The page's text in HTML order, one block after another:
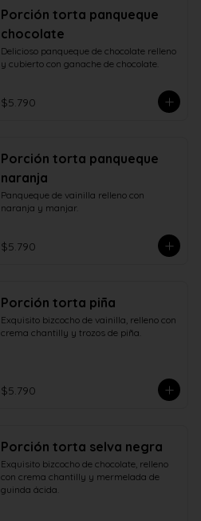
Porción torta panqueque
chocolate
Delicioso panqueque de chocolate relleno
y cubierto con ganache de chocolate.
$5.790
Porción torta panqueque
naranja
Panqueque de vainilla relleno con
naranja y manjar.
$5.790
Porción torta piña
Exquisito bizcocho de vainilla, relleno con
crema chantilly y trozos de piña.
$5.790
Porción torta selva negra
Exquisito bizcocho de chocolate, relleno
con crema chantilly y mermelada de
guinda ácida.